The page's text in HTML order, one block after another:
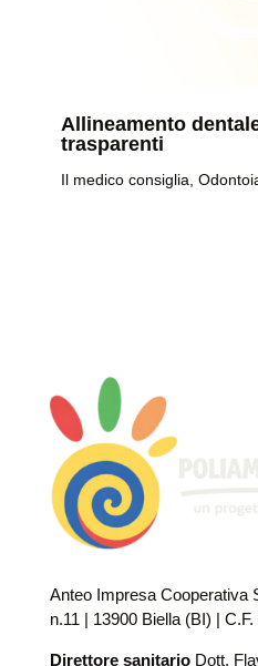
Allineamento
trasparenti
Il medico consiglia
Anteo Impresa Cooperativa
n.11 | 13900 Biella (BI) |
Direttore sanitario Dott.